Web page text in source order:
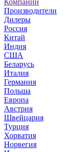
Производители
Дилеры
Россия
Китай
Индия
США
Беларусь
Италия
Германия
Польша
Европа
Австрия
Швейцария
Турция
Хорватия
Норвегия